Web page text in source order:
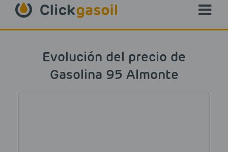
Evolución del precio de
Gasolina 95 Almonte